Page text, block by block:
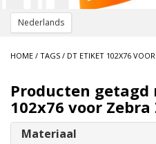
Nederlands
HOME / TAGS / DT ETIKET 102X76
Producten
102x76 voor Zebra
Materiaal